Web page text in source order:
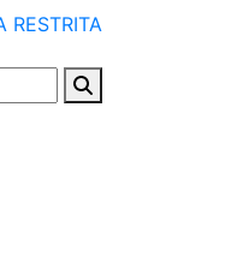
RESTRITA